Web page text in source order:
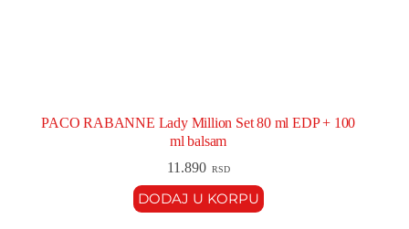
PACO RABANNE Lady Million Set 80 ml EDP + 100
ml balsam
11.890 RSD
DODAJ U KORPU